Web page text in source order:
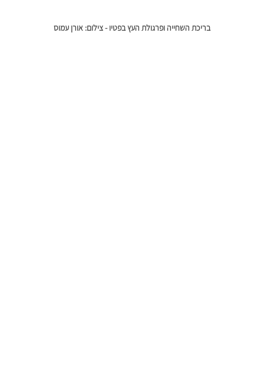
בריכת השחייה ופרגולת העץ בפטיו - צילום: אורן עמוס